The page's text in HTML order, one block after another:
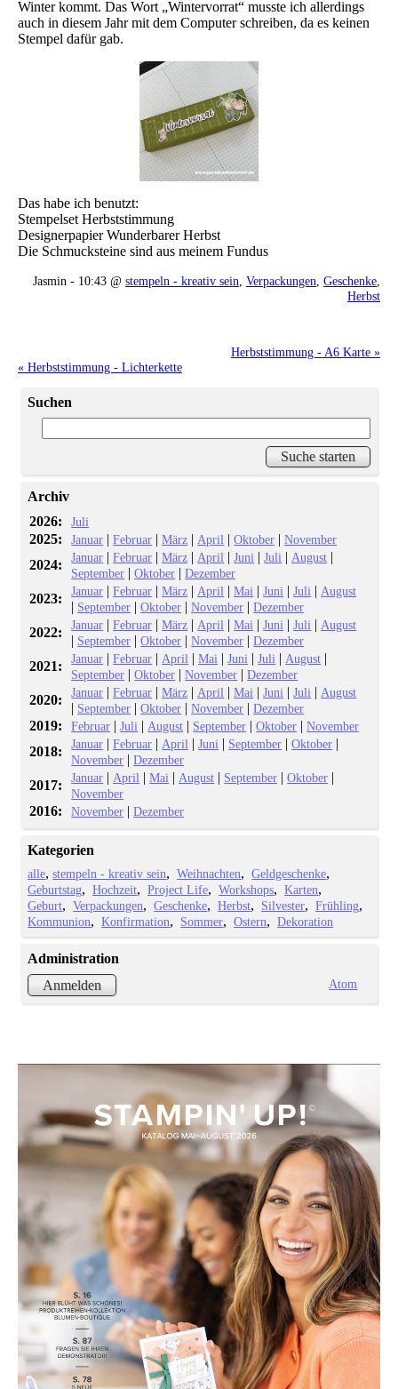
Winter kommt. Das Wort „Wintervorrat“ musste ich allerdings
auch in diesem Jahr mit dem Computer schreiben, da es keinen
Stempel dafür gab.
Das habe ich benutzt:
Stempelset Herbststimmung
Designerpapier Wunderbarer Herbst
Die Schmucksteine sind aus meinem Fundus
Jasmin - 10:43 @ stempeln - kreativ sein Verpackungen Geschenke
Herbst
Herbststimmung - A6 Karte »
« Herbststimmung - Lichterkette
Suchen
Archiv
2026:
Juli
2025: Januar |Februar |März | April |Oktober |November
2024: Januar |Februar |März | April |Juni |Juli | August |
September |Oktober |Dezember
2023: Januar |Februar |März | April |Mai |Juni |Juli | August
| September |Oktober |November |Dezember
2022: Januar |Februar |März | April |Mai |Juni |Juli | August
| September |Oktober |November |Dezember
2021: Januar |Februar | April |Mai |Juni |Juli | August |
September |Oktober |November |Dezember
2020: Januar |Februar |März | April |Mai |Juni |Juli | August
| September |Oktober |November |Dezember
2019: Februar |Juli | August | September |Oktober |November
2018: Januar |Februar | April |Juni | September |Oktober |
November |Dezember
2017: Januar | April |Mai | August | September |Oktober |
November
2016: November |Dezember
Kategorien
alle stempeln - kreativ sein Weihnachten
Geldgeschenke
Geburtstag
Hochzeit Project Life Workshops
Karten
Geburt
Verpackungen Geschenke Herbst Silvester
Frühling
Kommunion
Konfirmation Sommer Ostern Dekoration
Administration
Anmelden
Atom